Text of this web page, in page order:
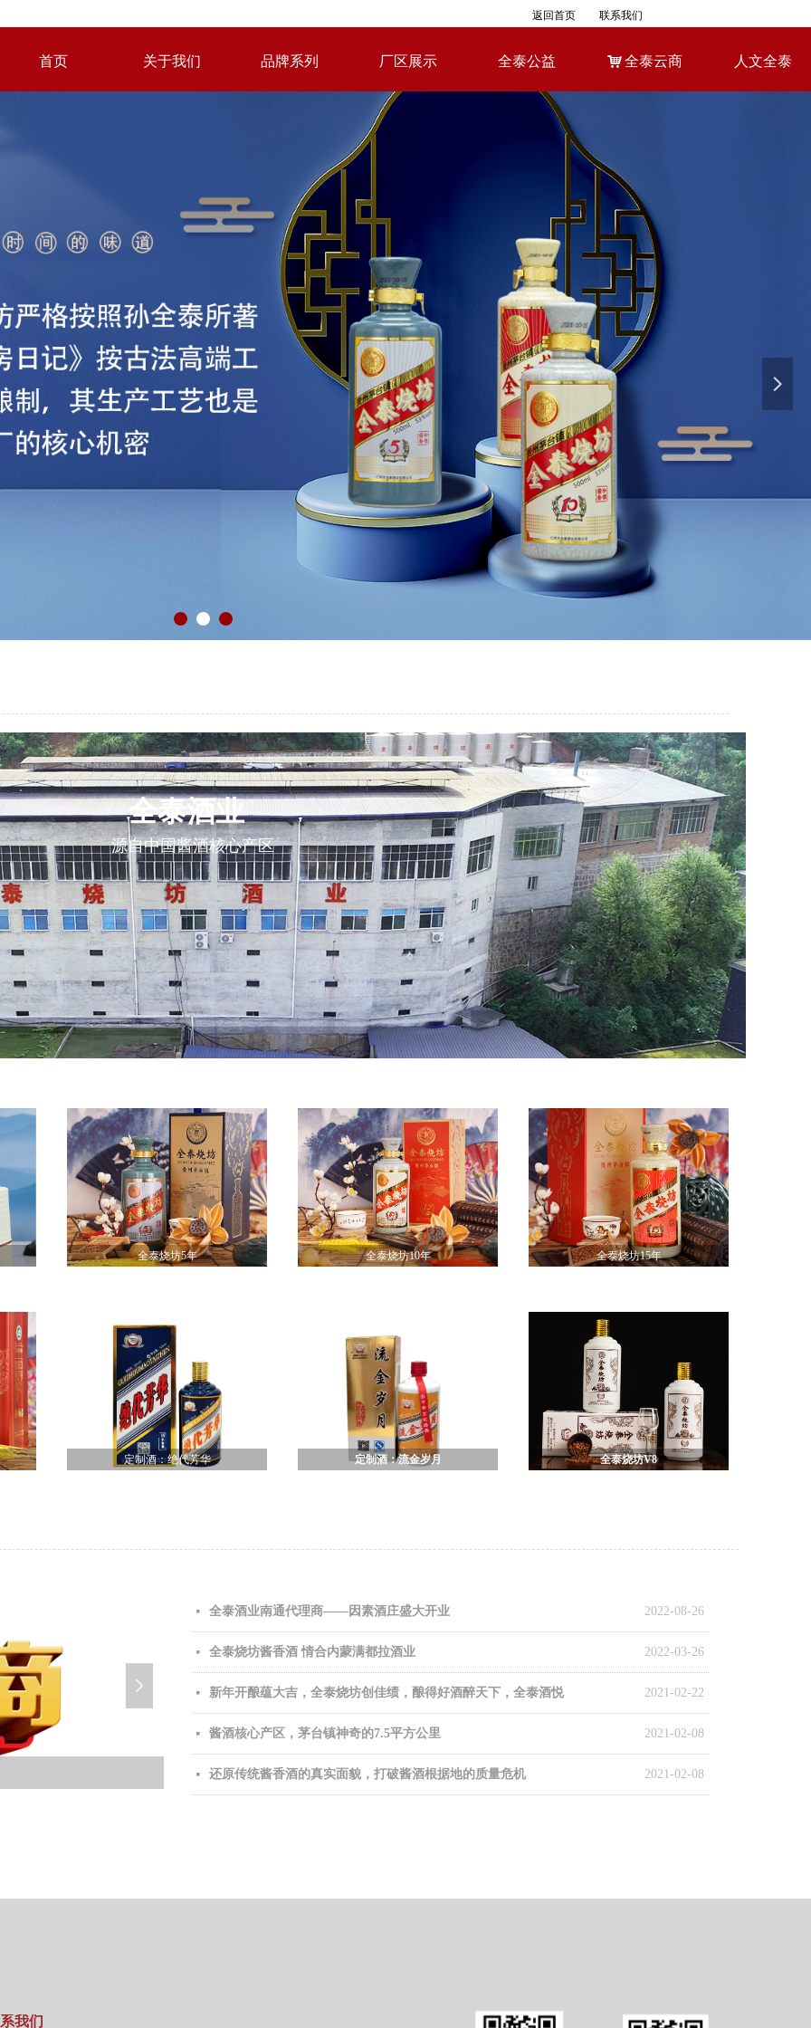
首页 关于我们 品牌系列 厂区展示
厂区展示
全泰公益
全泰公益
낙 全泰云商 人文全泰
返回首页 联系我们
넲
넲
2022-08-26
넷 全泰酒业南通代理商——因素酒庄盛大开业
2022-03-26
넷 全泰烧坊酱香酒 情合内蒙满都拉酒业
2021-02-22
넷 新年开酿蕴大吉，全泰烧坊创佳绩，酿得好酒醉天下，全泰酒悦
2021-02-08
넷 酱酒核心产区，茅台镇神奇的7.5平方公里
2021-02-08
넷 还原传统酱香酒的真实面貌，打破酱酒根据地的质量危机
源自中国酱酒核心产区
全泰酒业
全泰烧坊5年 全泰烧坊10年 全泰烧坊15年
定制酒：绝代芳华 定制酒：流金岁月 全泰烧坊V8
我们